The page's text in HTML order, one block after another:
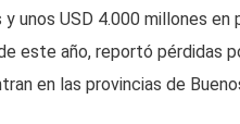
unos USD 4.000 millones en
este año, reportó pérdidas
en las provincias de